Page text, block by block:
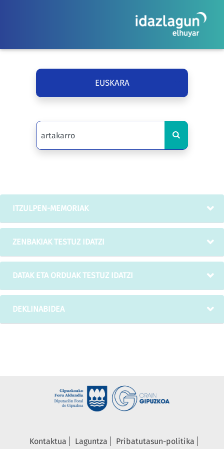
EUSKARA
ITZULPEN-MEMORIAK
ZENBAKIAK TESTUZ IDATZI
DATAK ETA ORDUAK TESTUZ IDATZI
DEKLINABIDEA
Kontaktua Laguntza
Pribatutasun-politika